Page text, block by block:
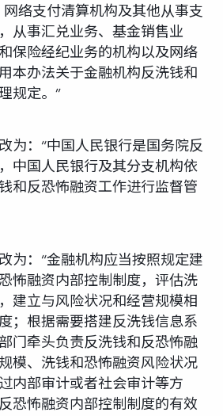
络支付清算机构及其他从事支
从事汇兑业务、基金销售业
保险经纪业务的机构以及网络
本办法关于金融机构反洗钱和
规定。”
为：“中国人民银行是国务院反
中国人民银行及其分支机构依
和反恐怖融资工作进行监督管
为：“金融机构应当按照规定建
怖融资内部控制制度，评估洗
建立与风险状况和经营规模相
；根据需要搭建反洗钱信息系
门牵头负责反洗钱和反恐怖融
模、洗钱和恐怖融资风险状况
内部审计或者社会审计等方
恐怖融资内部控制制度的有效